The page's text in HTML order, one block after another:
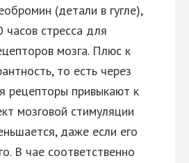
(детали в гугле),
стресса для
мозга. Плюс к
то есть через
рецепторы привыкают к
мозговой стимуляции
даже если его
В чае соответственно